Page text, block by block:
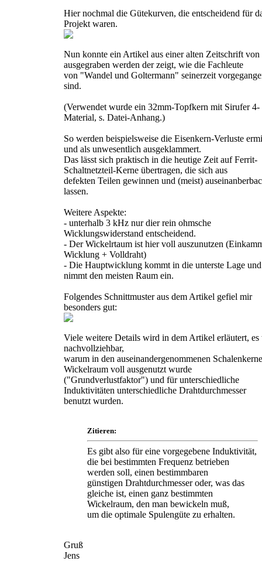
Hier nochmal die Gütekurven, die entscheidend für
Projekt waren.
Nun konnte ein Artikel aus einer alten Zeitschrift von
ausgegraben werden der zeigt, wie die Fachleute
von "Wandel und Goltermann" seinerzeit
sind.
(Verwendet wurde ein 32mm-Topfkern mit Sirufer 4-
Material, s. Datei-Anhang.)
So werden beispielsweise die Eisenkern-Verluste
und als unwesentlich ausgeklammert.
Das lässt sich praktisch in die heutige Zeit auf Ferrit-
Schaltnetzteil-Kerne übertragen, die sich aus
defekten Teilen gewinnen und (meist)
lassen.
Weitere Aspekte:
- unterhalb 3 kHz nur dier rein ohmsche
Wicklungswiderstand entscheidend.
- Der Wickelrtaum ist hier voll auszunutzen
Wicklung + Volldraht)
- Die Hauptwicklung kommt in die unterste Lage und
nimmt den meisten Raum ein.
Folgendes Schnittmuster aus dem Artikel gefiel mir
besonders gut:
Viele weitere Details wird in dem Artikel erläutert,
nachvollziehbar,
warum in den auseinandergenommenen
Wickelraum voll ausgenutzt wurde
("Grundverlustfaktor") und für unterschiedliche
Induktivitäten unterschiedliche Drahtdurchmesser
benutzt wurden.
Zitieren:
Es gibt also für eine vorgegebene Induktivität,
die bei bestimmten Frequenz betrieben
werden soll, einen bestimmbaren
günstigen Drahtdurchmesser oder, was das
gleiche ist, einen ganz bestimmten
Wickelraum, den man bewickeln muß,
um die optimale Spulengüte zu erhalten.
Gruß
Jens